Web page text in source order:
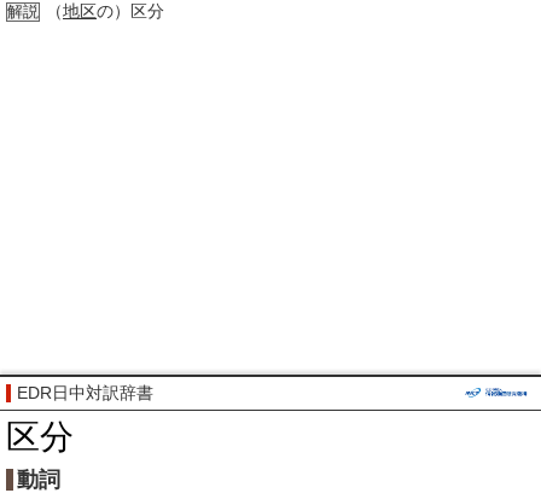
解説 （地区の）区分
EDR日中対訳辞書
区分
動詞